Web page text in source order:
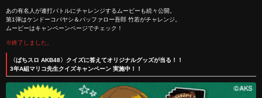
あの有名人が連打バトルにチャレンジするムービーも続々公開。
第1弾はケンドーコバヤシ＆バッファロー吾郎 竹若がチャレンジ。
ムービーはキャンペーンページでチェック！
※終了しました。
〈ぱちスロ AKB48〉クイズに答えてオリジナルグッズが当る！！
3年A組マリコ先生クイズキャンペーン 実施中！！